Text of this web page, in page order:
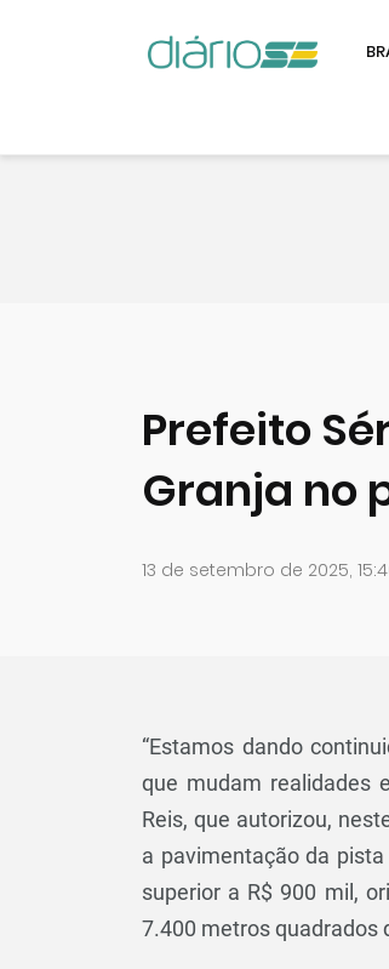
Prefeito
Granja no
13 de setembro de 2025,
“Estamos dando
que mudam realidades
Reis, que autorizou,
a pavimentação da
superior a R$ 900 mil,
7.400 metros quadrados